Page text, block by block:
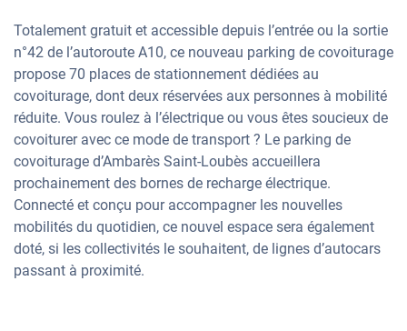
Totalement gratuit et accessible depuis l’entrée ou la sortie
n°42 de l’autoroute A10, ce nouveau parking de covoiturage
propose 70 places de stationnement dédiées au
covoiturage, dont deux réservées aux personnes à mobilité
réduite. Vous roulez à l’électrique ou vous êtes soucieux de
covoiturer avec ce mode de transport ? Le parking de
covoiturage d’Ambarès Saint-Loubès accueillera
prochainement des bornes de recharge électrique.
Connecté et conçu pour accompagner les nouvelles
mobilités du quotidien, ce nouvel espace sera également
doté, si les collectivités le souhaitent, de lignes d’autocars
passant à proximité.